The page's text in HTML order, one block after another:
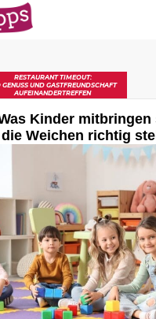
Kinder mitbringen
Weichen richtig